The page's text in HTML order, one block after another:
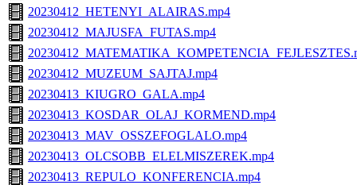
20230412_HETENYI_ALAIRAS.mp4
20230412_MAJUSFA_FUTAS.mp4
20230412_MUZEUM_SAJTAJ.mp4
20230413_KIUGRO_GALA.mp4
20230413_KOSDAR_OLAJ_KORMEND.mp4
20230413_MAV_OSSZEFOGLALO.mp4
20230413_OLCSOBB_ELELMISZEREK.mp4
20230413_REPULO_KONFERENCIA.mp4